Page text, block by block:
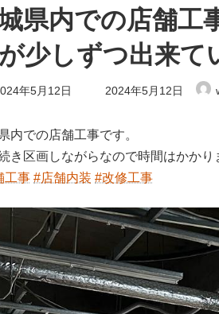
県内での店舗工
少しずつ出来て
年5月12日
最
終
日
時
2024年5月12日
内での店舗工事です。
き区画しながらなので時間はかかり
工事 #店舗内装 #改修工事